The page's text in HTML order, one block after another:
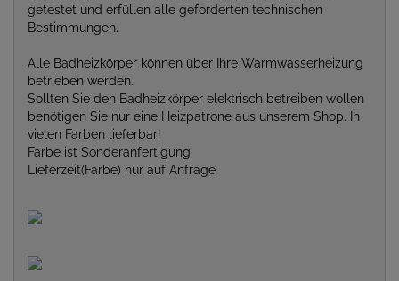
getestet und erfüllen alle geforderten technischen
Bestimmungen.
Alle Badheizkörper können über Ihre Warmwasserheizung
betrieben werden.
Sollten Sie den Badheizkörper elektrisch betreiben wollen
benötigen Sie nur eine Heizpatrone aus unserem Shop. In
vielen Farben lieferbar!
Farbe ist Sonderanfertigung
Lieferzeit(Farbe) nur auf Anfrage